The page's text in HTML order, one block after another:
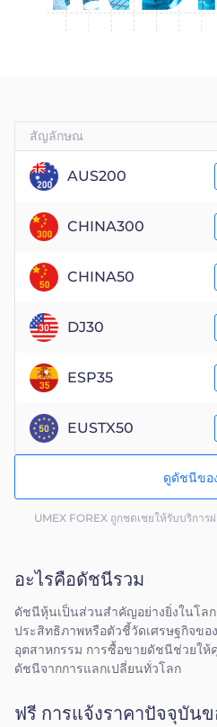
อะไรคือดัชนีรวม
ดัชนีหุ้นเป็นส่วนสำคัญอย่างยิ่งในโลก
ประสิทธิภาพหรือตัวชี้วัดเศรษฐกิจขอ
อุตสาหกรรม การซื้อขายดัชนีช่วยให้
ดัชนีจากการแลกเปลี่ยนทั่วโลก
ฟรี การแจ้งราคาปัจจุบัน
สัญลักษณ
AUS200
CHINA300
CHINA50
DJ30
ESP35
EUSTX50
ดูดัชนีขอ
UMEX FOREX ถูกชดเชยให้รับบริกา